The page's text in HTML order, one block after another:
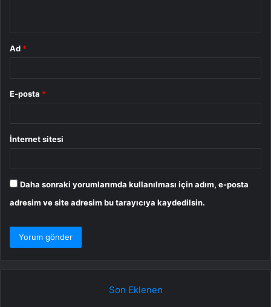
Ad *
E-posta *
İnternet sitesi
Daha sonraki yorumlarımda kullanılması için adım, e-posta
adresim ve site adresim bu tarayıcıya kaydedilsin.
Son Eklenen